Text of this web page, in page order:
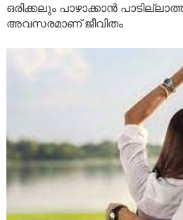
ഒരിക്കലും പാഴാക്കാൻ
അവസരമാണ് ജീവിതം